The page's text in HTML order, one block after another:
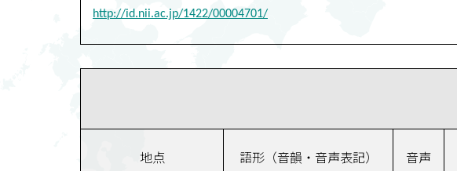
http://id.nii.ac.jp/1422/00004701/
地点 語形（音韻・音声表記） 音声